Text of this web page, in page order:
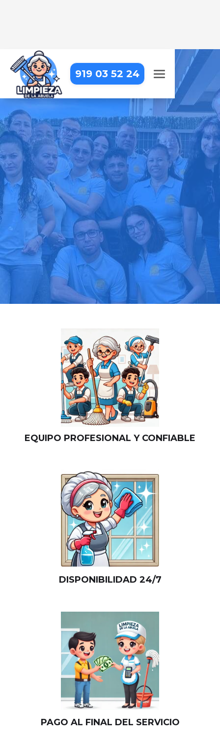
919 03 52 24
LIMPIEZA DE OBRA EN
MADRID – LATINA – LUCERO
Dejamos tu obra impecable, con
una limpieza detallada que resalta
cada acabado
Pide tu presupuesto gratis
Llama hoy: 919 03 52 24
Más de 1000 clientes confían en nosotros
⭐⭐⭐⭐⭐
EQUIPO PROFESIONAL Y CONFIABLE
DISPONIBILIDAD 24/7
PAGO AL FINAL DEL SERVICIO